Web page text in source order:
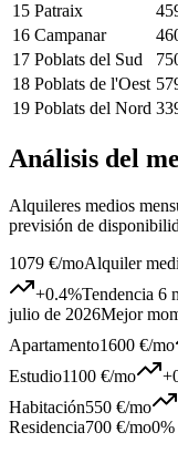
15 Patraix
16 Campanar
17 Poblats del Sud
18 Poblats de l'Oest
19 Poblats del Nord
Análisis del
Alquileres medios
previsión de
1079 €/moAlquiler
+0.4%Tendencia 6
julio de 2026Mejor
Apartamento1600 €/mo
Estudio1100 €/mo +
Habitación550 €/mo
Residencia700 €/mo0%